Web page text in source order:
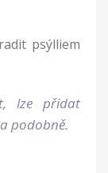
psýlliem
lze přidat
podobně.